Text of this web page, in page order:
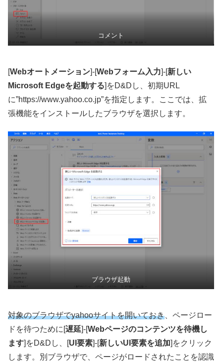
コメント
[Webオートメーション]-[Webフォーム入力]-[新しい
Microsoft Edgeを起動する]をD&Dし、初期URL
に”https://www.yahoo.co.jp”を指定します。ここでは、拡
張機能をインストールしたブラウザを選択します。
ブラウザ起動
対象のブラウザでyahooサイトを開いておき 、ページロー
ドを待つために[遅延]-[Webページのコンテンツを待機し
ます]をD&Dし、[UI要素]-[新しいUI要素を追加]をクリック
します。別ブラウザで、ページがロードされたことを認識